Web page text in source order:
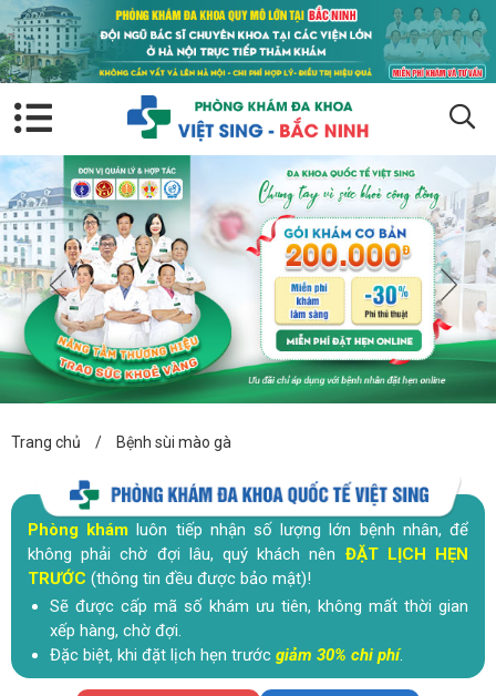
Trang chủ / Bệnh sùi mào gà
Phòng khám luôn tiếp nhận số lượng lớn bệnh nhân, để
không phải chờ đợi lâu, quý khách nên ĐẶT LỊCH HẸN
TRƯỚC (thông tin đều được bảo mật)!
Sẽ được cấp mã số khám ưu tiên, không mất thời gian
xếp hàng, chờ đợi.
Đặc biệt, khi đặt lịch hẹn trước giảm 30% chi phí.